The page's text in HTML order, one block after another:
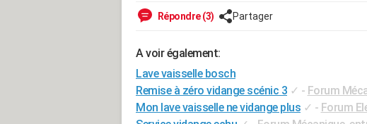
Répondre (3) Partager
A voir également:
Lave vaisselle bosch
Remise à zéro vidange scénic 3 ✓ - Forum
Mon lave vaisselle ne vidange plus ✓ - Forum